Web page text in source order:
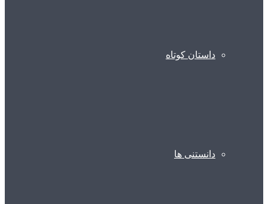
داستان کوتاه
دانستنی ها